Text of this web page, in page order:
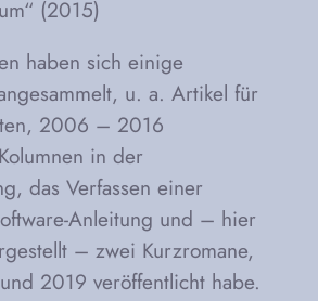
(2015)
haben sich einige
u. a. Artikel für
2006 – 2016
in der
das Verfassen einer
Anleitung und – hier
– zwei Kurzromane,
2019 veröffentlicht habe.